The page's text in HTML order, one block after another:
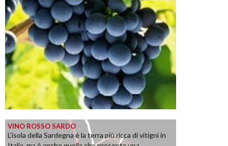
VINO ROSSO SARDO
L’isola della Sardegna è la terra più ricca di vitigni in